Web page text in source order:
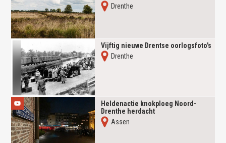
Drenthe
Vijftig nieuwe Drentse oorlogsfoto's
Drenthe
Heldenactie knokploeg Noord-
Drenthe herdacht
Assen